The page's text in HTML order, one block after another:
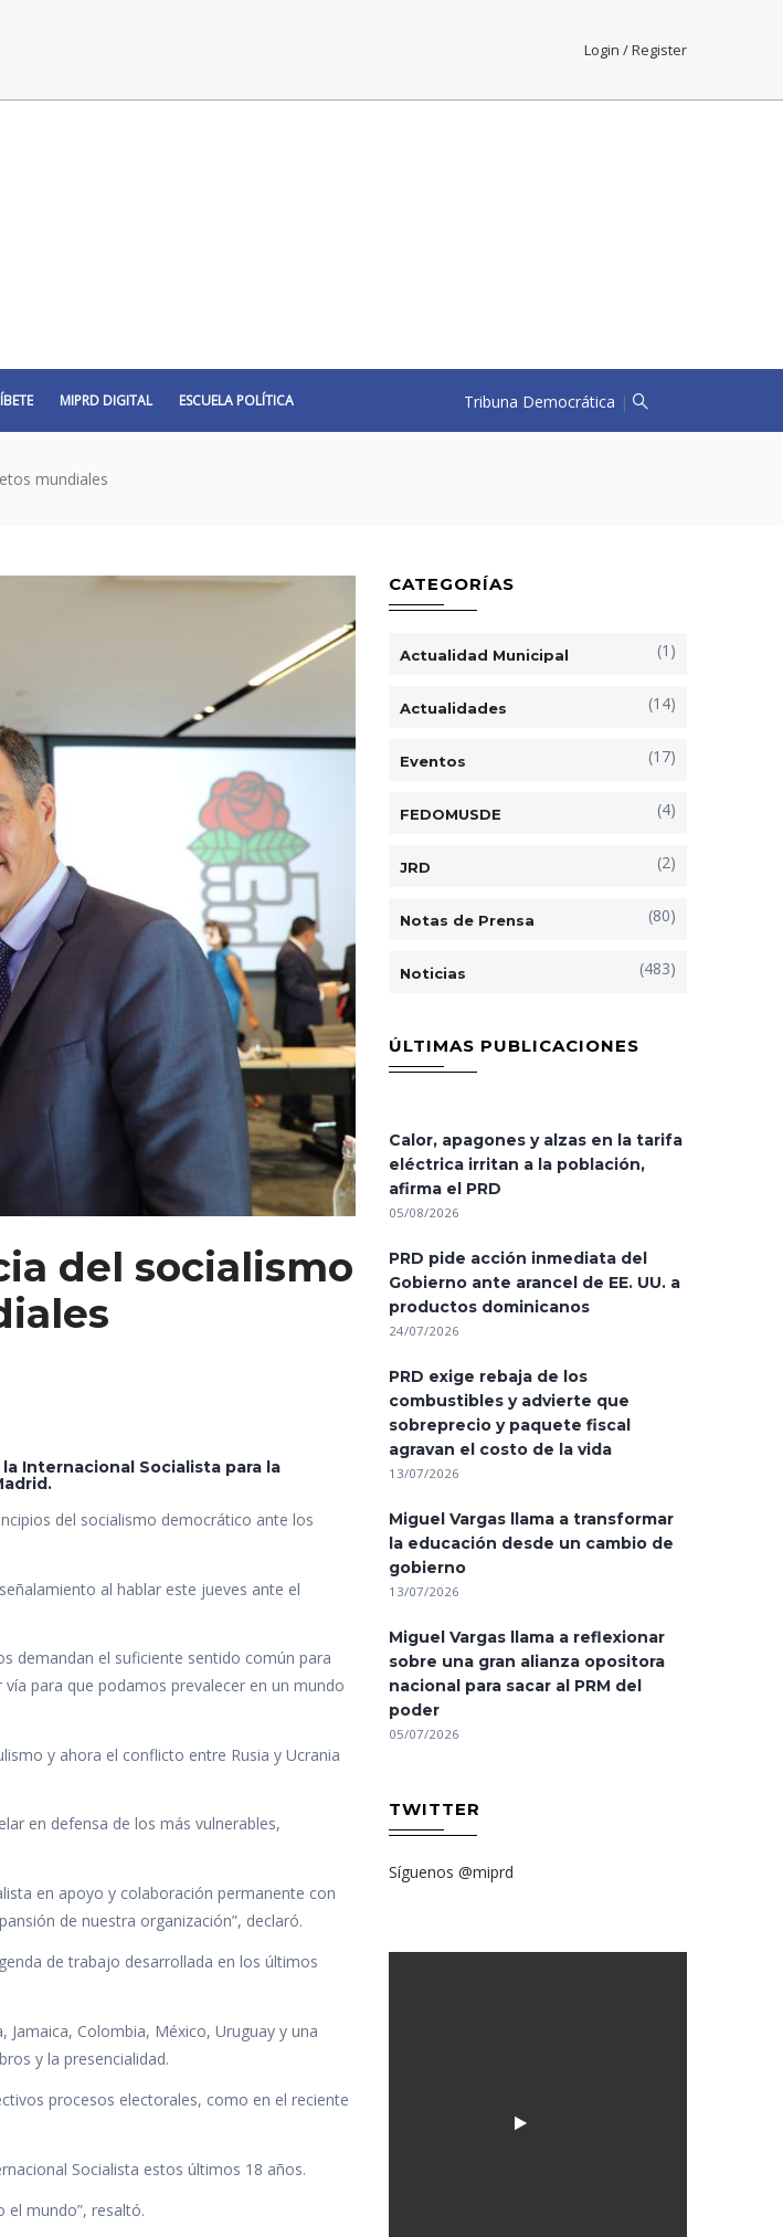
Login / Register
MIPRD DIGITAL ESCUELA POLÍTICA Tribuna Democrática |
mundiales
del socialismo
Internacional Socialista para la
del socialismo democrático ante los
al hablar este jueves ante el
demandan el suficiente sentido común para
para que podamos prevalecer en un mundo
y ahora el conflicto entre Rusia y Ucrania
en defensa de los más vulnerables,
en apoyo y colaboración permanente con
de nuestra organización”, declaró.
de trabajo desarrollada en los últimos
Colombia, México, Uruguay y una
y la presencialidad.
procesos electorales, como en el reciente
Socialista estos últimos 18 años.
el mundo”, resaltó.
CATEGORÍAS
Actualidad Municipal (1)
Actualidades (14)
Eventos (17)
FEDOMUSDE (4)
JRD (2)
Notas de Prensa (80)
Noticias (483)
ÚLTIMAS PUBLICACIONES
Calor, apagones y alzas en la tarifa
eléctrica irritan a la población,
afirma el PRD
05/08/2026
PRD pide acción inmediata del
Gobierno ante arancel de EE. UU. a
productos dominicanos
24/07/2026
PRD exige rebaja de los
combustibles y advierte que
sobreprecio y paquete fiscal
agravan el costo de la vida
13/07/2026
Miguel Vargas llama a transformar
la educación desde un cambio de
gobierno
13/07/2026
Miguel Vargas llama a reflexionar
sobre una gran alianza opositora
nacional para sacar al PRM del
poder
05/07/2026
TWITTER
Síguenos @miprd